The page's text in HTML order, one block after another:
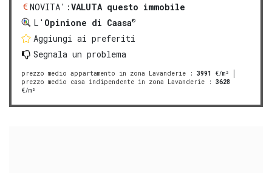
NOVITA':VALUTA questo immobile
L' Opinione di Caasa®
Aggiungi ai preferiti
Segnala un problema
prezzo medio appartamento in zona Lavanderie : 3991
€/m²
prezzo medio casa indipendente in zona Lavanderie : 3628
€/m²